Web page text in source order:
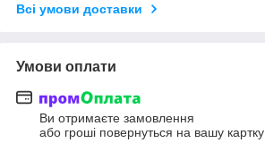
Всі умови доставки
Умови оплати
Ви отримаєте замовлення
або гроші повернуться на вашу картку